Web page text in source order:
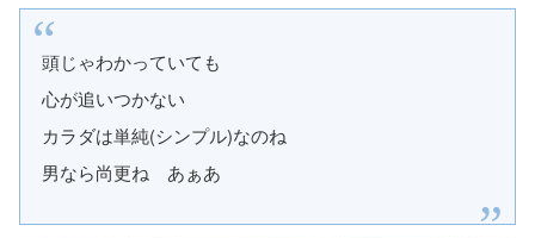
頭じゃわかっていても
心が追いつかない
カラダは単純(シンプル)なのね
男なら尚更ね あぁあ